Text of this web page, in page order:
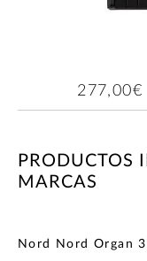
277,00€
PRODUCTOS
MARCAS
Nord Nord Organ 3